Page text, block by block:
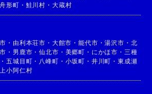
舟形町 ・ 鮭川村 ・ 大蔵村
・ 由利本荘市 ・ 大館市 ・能代市 ・湯沢市 ・ 北
・ 男鹿市 ・仙北市 ・ 美郷町 ・ にかほ市 ・ 三種
・五城目町 ・ 八峰町 ・ 小坂町 ・ 井川町 ・ 東成瀬
上小阿仁村